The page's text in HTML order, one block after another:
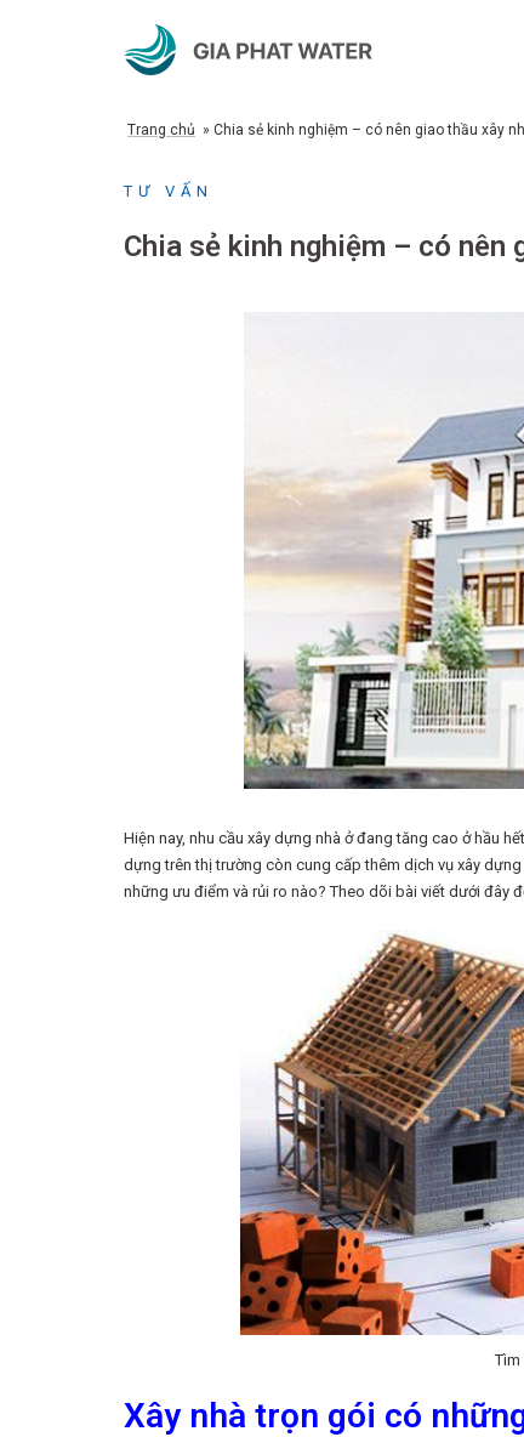
Trang chủ » Chia sẻ kinh nghiệm – có nên giao thầu xây
TƯ VẤN
Chia sẻ kinh nghiệm – có nên
Hiện nay, nhu cầu xây dựng nhà ở đang tăng cao ở hầu
dựng trên thị trường còn cung cấp thêm dịch vụ xây dựng
những ưu điểm và rủi ro nào? Theo dõi bài viết dưới đây
Tìm
Xây nhà trọn gói có